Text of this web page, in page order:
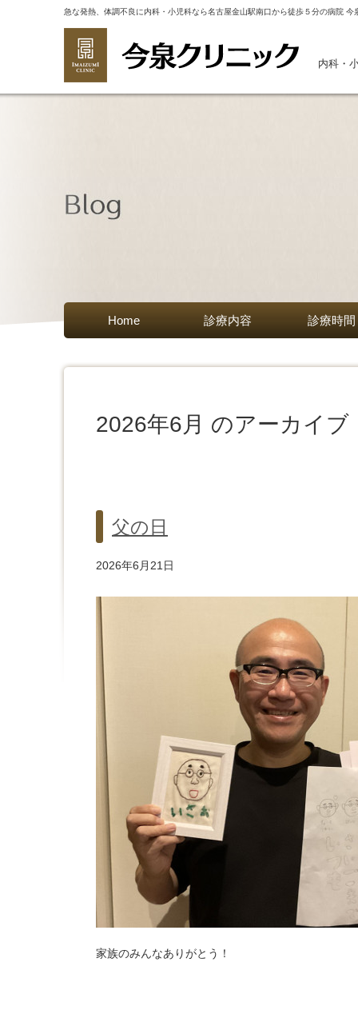
急な発熱、体調不良に内科・小児科なら名古屋金山駅南口から徒歩５分の病院 今
内科・
Home 診療内容 診療時間
2026年6月 のアーカイブ
父の日
2026年6月21日
家族のみんなありがとう！